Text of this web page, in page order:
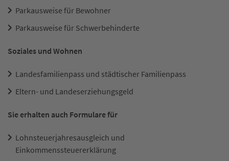
Parkausweise für Bewohner
Parkausweise für Schwerbehinderte
Soziales und Wohnen
Landesfamilienpass und städtischer Familienpass
Eltern- und Landeserziehungsgeld
Sie erhalten auch Formulare für
Lohnsteuerjahresausgleich und
Einkommenssteuererklärung